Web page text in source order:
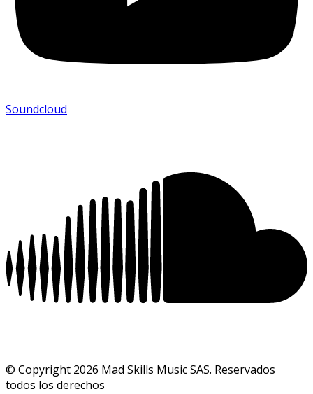
Soundcloud
© Copyright 2026 Mad Skills Music SAS. Reservados
todos los derechos